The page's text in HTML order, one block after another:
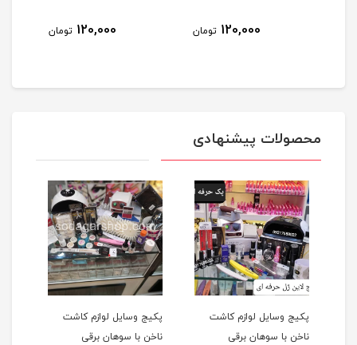
120,000 تومان 120,000 تومان
محصولات پیشنهادی
پکیج وسایل لوازم کاشت
ناخن با سوهان برقی
پکیج وسایل لوازم کاشت
ناخن با سوهان برقی